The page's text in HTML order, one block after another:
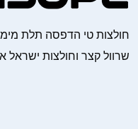
חולצות טי הדפסה תלת
שרוול קצר וחולצות ישראל